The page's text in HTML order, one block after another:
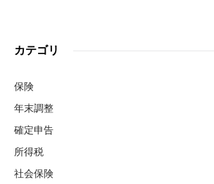
カテゴリ
保険
年末調整
確定申告
所得税
社会保険